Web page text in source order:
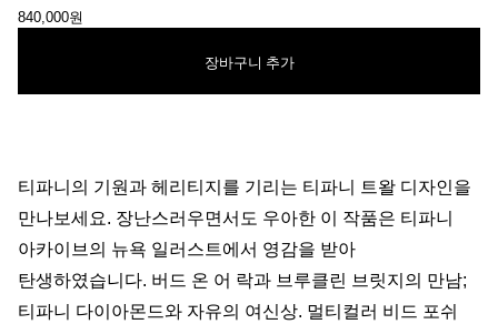
840,000원
장바구니 추가
티파니의 기원과 헤리티지를 기리는 티파니 트왈 디자인을
만나보세요. 장난스러우면서도 우아한 이 작품은 티파니
아카이브의 뉴욕 일러스트에서 영감을 받아
탄생하였습니다. 버드 온 어 락과 브루클린 브릿지의 만남;
티파니 다이아몬드와 자유의 여신상. 멀티컬러 비드 포쉬